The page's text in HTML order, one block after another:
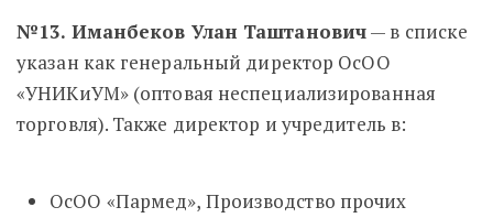
№13. Иманбеков Улан Таштанович— в списке
указан как генеральный директор ОсОО
«УНИКиУМ» (оптовая неспециализированная
торговля). Также директор и учредитель в:
ОсОО «Пармед», Производство прочих